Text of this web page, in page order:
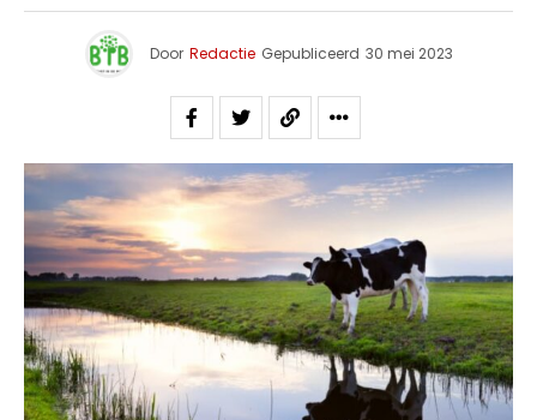
Door Redactie Gepubliceerd 30 mei 2023